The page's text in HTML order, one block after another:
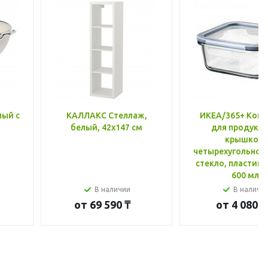
с
КАЛЛАКС Стеллаж,
белый, 42x147 см
В наличии
от 69 590 ₸
ИКЕА/365+
для
крышкой,
стекло, пластик
600 мл
В
от 4 080 ₸